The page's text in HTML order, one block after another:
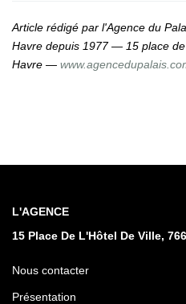
Article rédigé par l'Agence du
Havre depuis 1977 — 15 place
Havre —
L'AGENCE
15 Place De L'Hôtel De Ville,
Nous contacter
Présentation